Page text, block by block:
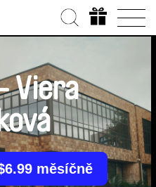
- Viera
měsíčně